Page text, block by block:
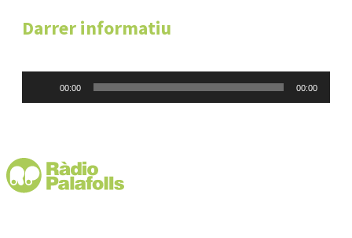
Darrer informatiu
00:00 00:00